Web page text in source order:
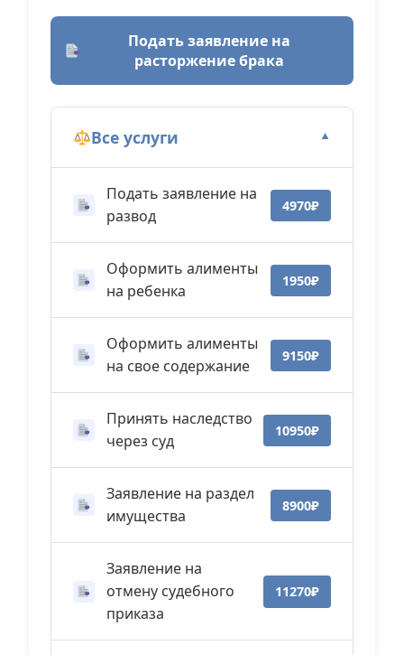
Подать заявление на
расторжение брака
Все услуги ▼
Подать заявление на
развод
4970₽
Оформить алименты
на ребенка
1950₽
Оформить алименты
на свое содержание
9150₽
Принять наследство
через суд
10950₽
Заявление на раздел
имущества
8900₽
Заявление на
отмену судебного
приказа
11270₽